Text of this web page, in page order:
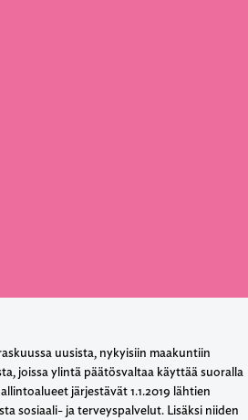
uusista, nykyisiin maakuntiin
joissa ylintä päätösvaltaa käyttää suoralla
järjestävät 1.1.2019 lähtien
sosiaali- ja terveyspalvelut. Lisäksi niiden